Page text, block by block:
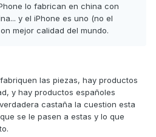
lo fabrican en china con
y el iPhone es uno (no el
mejor calidad del mundo.
las piezas, hay productos
y hay productos españoles
castaña la cuestion esta
se le pasen a estas y lo que